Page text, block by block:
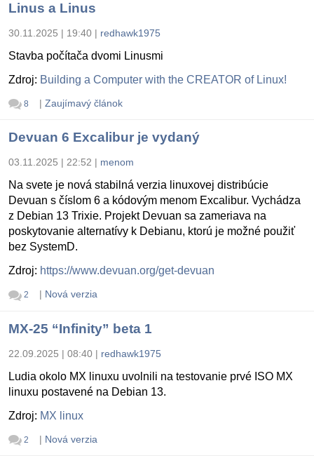
Linus a Linus
30.11.2025 | 19:40 | redhawk1975
Stavba počítača dvomi Linusmi
Zdroj: Building a Computer with the CREATOR of Linux!
8 | Zaujímavý článok
Devuan 6 Excalibur je vydaný
03.11.2025 | 22:52 | menom
Na svete je nová stabilná verzia linuxovej distribúcie
Devuan s číslom 6 a kódovým menom Excalibur. Vychádza
z Debian 13 Trixie. Projekt Devuan sa zameriava na
poskytovanie alternatívy k Debianu, ktorú je možné použiť
bez SystemD.
Zdroj: https://www.devuan.org/get-devuan
2 | Nová verzia
MX-25 “Infinity” beta 1
22.09.2025 | 08:40 | redhawk1975
Ludia okolo MX linuxu uvolnili na testovanie prvé ISO MX
linuxu postavené na Debian 13.
Zdroj: MX linux
2 | Nová verzia